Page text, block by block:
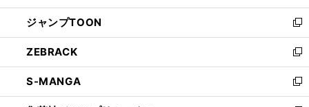
開
く
ウ
で
開
く
ン
ド
ウ
で
開
く
ウ
ィ
ン
ド
ウ
で
開
し
い
ウ
ィ
ン
ド
ウ
ジャンプTOON
新
し
い
ウ
ィ
ン
ZEBRACK
新
し
い
ウ
S-MANGA
新
し